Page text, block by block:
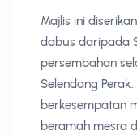
Majlis ini
dabus daripada
persembahan
Selendang
berkesempatan
beramah mesra